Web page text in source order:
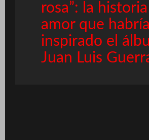
rosa”: la
amor que habría
inspirado el
Juan Luis